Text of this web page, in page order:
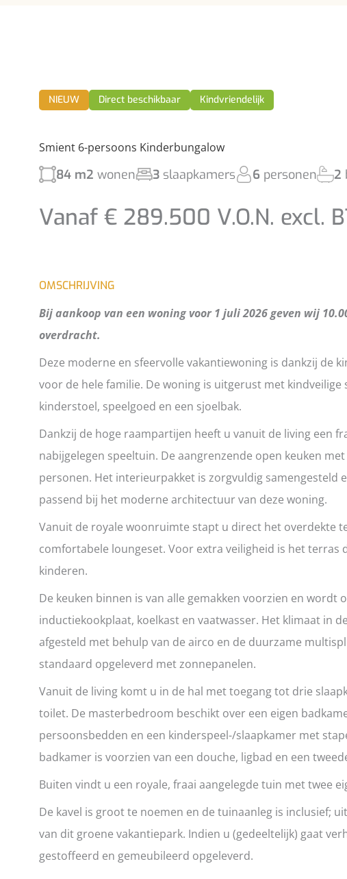
NIEUW Direct beschikbaar Kindvriendelijk
Smient 6-persoons Kinderbungalow
84 m2 wonen 3 slaapkamers 6 personen 2
Vanaf € 289.500 V.O.N. excl.
OMSCHRIJVING
Bij aankoop van een woning voor 1 juli 2026 geven wij
overdracht.
Deze moderne en sfeervolle vakantiewoning is dankzij de
voor de hele familie. De woning is uitgerust met
kinderstoel, speelgoed en een sjoelbak.
Dankzij de hoge raampartijen heeft u vanuit de living een
nabijgelegen speeltuin. De aangrenzende open keuken
personen. Het interieurpakket is zorgvuldig samengesteld
passend bij het moderne architectuur van deze woning.
Vanuit de royale woonruimte stapt u direct het overdekte
comfortabele loungeset. Voor extra veiligheid is het terras
kinderen.
De keuken binnen is van alle gemakken voorzien en
inductiekookplaat, koelkast en vaatwasser. Het klimaat in
afgesteld met behulp van de airco en de duurzame
standaard opgeleverd met zonnepanelen.
Vanuit de living komt u in de hal met toegang tot drie
toilet. De masterbedroom beschikt over een eigen
persoonsbedden en een kinderspeel-/slaapkamer met
badkamer is voorzien van een douche, ligbad en een
Buiten vindt u een royale, fraai aangelegde tuin met twee
De kavel is groot te noemen en de tuinaanleg is inclusief;
van dit groene vakantiepark. Indien u (gedeeltelijk) gaat
gestoffeerd en gemeubileerd opgeleverd.